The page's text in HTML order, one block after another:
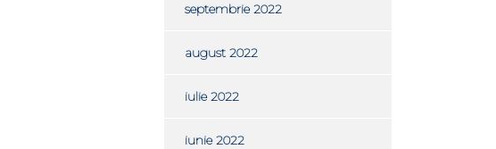
septembrie 2022
august 2022
iulie 2022
iunie 2022